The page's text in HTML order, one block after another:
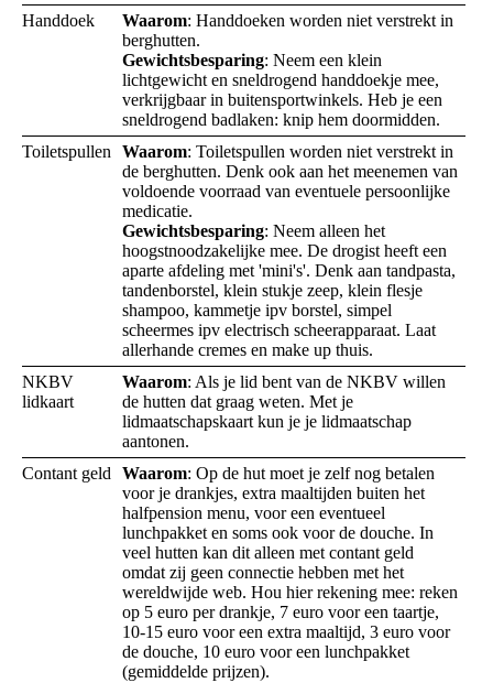
Handdoek
Waarom: Handdoeken worden niet verstrekt in
berghutten.
Gewichtsbesparing: Neem een klein
lichtgewicht en sneldrogend handdoekje mee,
verkrijgbaar in buitensportwinkels. Heb je een
sneldrogend badlaken: knip hem doormidden.
Toiletspullen
Waarom: Toiletspullen worden niet verstrekt in
de berghutten. Denk ook aan het meenemen van
voldoende voorraad van eventuele persoonlijke
medicatie.
Gewichtsbesparing: Neem alleen het
hoogstnoodzakelijke mee. De drogist heeft een
aparte afdeling met 'mini's'. Denk aan tandpasta,
tandenborstel, klein stukje zeep, klein flesje
shampoo, kammetje ipv borstel, simpel
scheermes ipv electrisch scheerapparaat. Laat
allerhande cremes en make up thuis.
NKBV
lidkaart
Waarom: Als je lid bent van de NKBV willen
de hutten dat graag weten. Met je
lidmaatschapskaart kun je je lidmaatschap
aantonen.
Contant geld
Waarom: Op de hut moet je zelf nog betalen
voor je drankjes, extra maaltijden buiten het
halfpension menu, voor een eventueel
lunchpakket en soms ook voor de douche. In
veel hutten kan dit alleen met contant geld
omdat zij geen connectie hebben met het
wereldwijde web. Hou hier rekening mee: reken
op 5 euro per drankje, 7 euro voor een taartje,
10-15 euro voor een extra maaltijd, 3 euro voor
de douche, 10 euro voor een lunchpakket
(gemiddelde prijzen).